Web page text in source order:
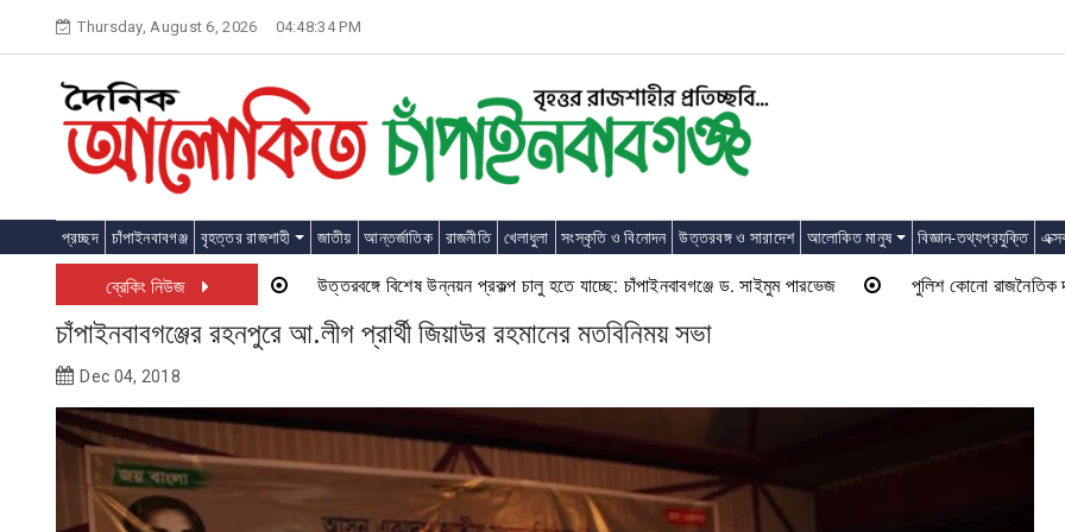
content
Thursday, August 6, 2026 04:48:35 PM
প্রচ্ছদ চাঁপাইনবাবগঞ্জ বৃহত্তর রাজশাহী জাতীয় আন্তর্জাতিক রাজনীতি খেলাধুলা সংস্কৃতি ও বিনোদন উত্তরবঙ্গ ও সারাদেশ আলোকিত মানুষ বিজ্ঞান-তথ্যপ্রযুক্তি
ব্রেকিং নিউজ উত্তরবঙ্গে বিশেষ উন্নয়ন প্রকল্প চালু হতে যাচ্ছে: চাঁপাইনবাবগঞ্জে ড. সাইমুম পারভেজ পুলিশ কোনো রাজনৈতিক দলের
চাঁপাইনবাবগঞ্জের রহনপুরে আ.লীগ প্রার্থী জিয়াউর রহমানের মতবিনিময় সভা
Dec 04, 2018